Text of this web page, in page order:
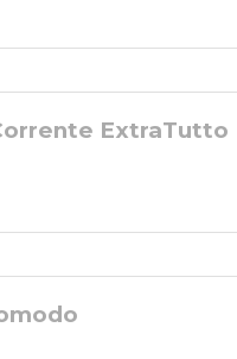
ExtraTutto